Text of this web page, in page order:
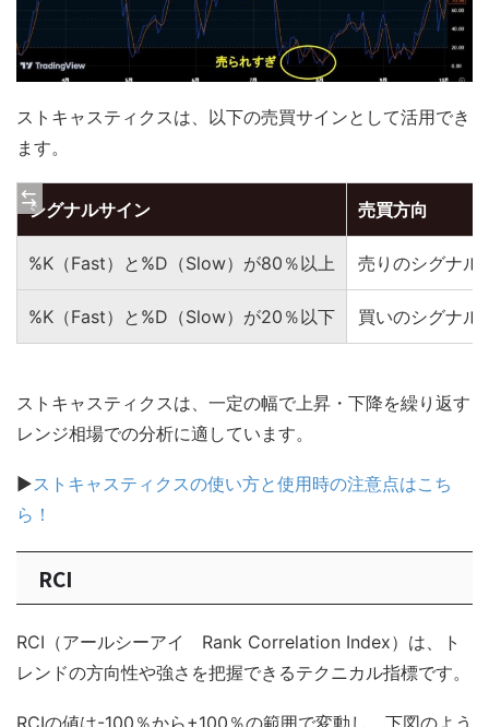
ストキャスティクスは、以下の売買サインとして活用でき
ます。
シグナルサイン 売買方向
%K（Fast）と%D（Slow）が80％以上 売りのシグナル
%K（Fast）と%D（Slow）が20％以下 買いのシグナル
ストキャスティクスは、一定の幅で上昇・下降を繰り返す
レンジ相場での分析に適しています。
▶ストキャスティクスの使い方と使用時の注意点はこち
ら！
RCI
RCI（アールシーアイ Rank Correlation Index）は、ト
レンドの方向性や強さを把握できるテクニカル指標です。
RCIの値は-100％から+100％の範囲で変動し、下図のよう